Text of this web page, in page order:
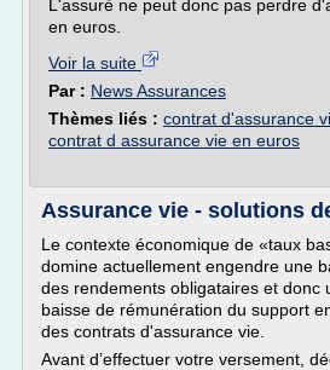
L'assuré ne peut donc pas perdre
en euros.
Voir la suite
Par : News Assurances
Thèmes liés : contrat d'assurance
contrat d assurance vie en euros
Assurance vie - solutions
Le contexte économique de «taux
domine actuellement engendre une
des rendements obligataires et donc
baisse de rémunération du support
des contrats d'assurance vie.
Avant d’effectuer votre versement,